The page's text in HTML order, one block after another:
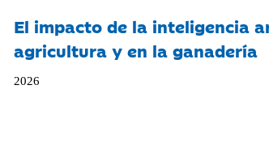
El impacto de la inteligencia
agricultura y en la ganadería
2026